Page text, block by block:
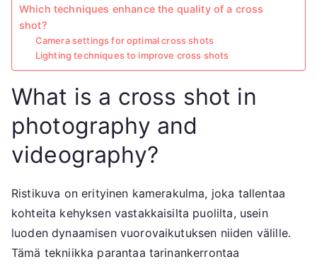
Which techniques enhance the quality of a cross
shot?
Camera settings for optimal cross shots
Lighting techniques to improve cross shots
What is a cross shot in
photography and
videography?
Ristikuva on erityinen kamerakulma, joka tallentaa
kohteita kehyksen vastakkaisilta puolilta, usein
luoden dynaamisen vuorovaikutuksen niiden välille.
Tämä tekniikka parantaa tarinankerrontaa